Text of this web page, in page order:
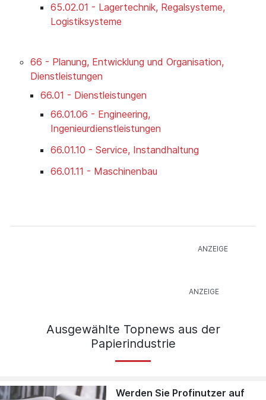
65.02.01 - Lagertechnik, Regalsysteme,
Logistiksysteme
66 - Planung, Entwicklung und Organisation,
Dienstleistungen
66.01 - Dienstleistungen
66.01.06 - Engineering,
Ingenieurdienstleistungen
66.01.10 - Service, Instandhaltung
66.01.11 - Maschinenbau
Ausgewählte Topnews aus der
Papierindustrie
Werden Sie Profinutzer auf